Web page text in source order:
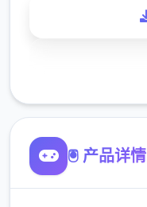
🖲️ 产品详情